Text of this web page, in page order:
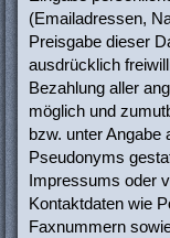
(Emailadressen,
Preisgabe dieser
ausdrücklich
Bezahlung aller
möglich und
bzw. unter Angabe
Pseudonyms
Impressums oder
Kontaktdaten wie
Faxnummern